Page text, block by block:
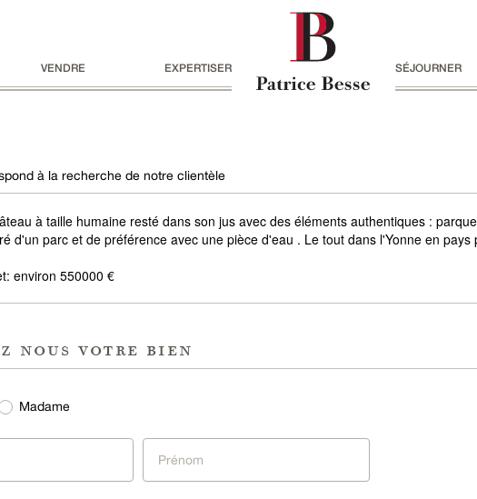
VENDRE EXPERTISER SÉJOURNER
à la recherche de notre clientèle
à taille humaine resté dans son jus avec des éléments authentiques :
d'un parc et de préférence avec une pièce d'eau . Le tout dans l'Yonne en pays
environ 550000 €
nous votre bien
Madame